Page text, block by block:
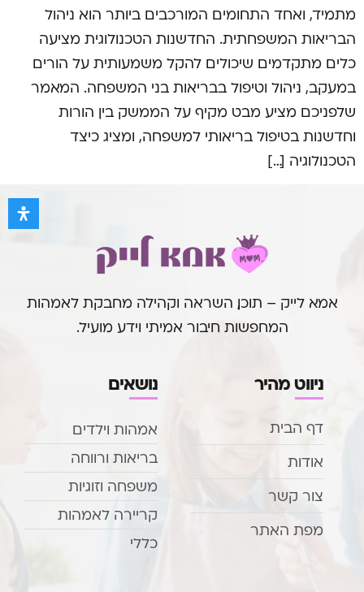
מתמיד, ואחד התחומים המורכבים ביותר הוא ניהול
הבריאות המשפחתית. החדשנות הטכנולוגית מציעה
כלים מתקדמים שיכולים להקל משמעותית על הורים
במעקב, ניהול וטיפול בבריאות בני המשפחה. המאמר
שלפניכם מציע מבט מקיף על הממשק בין הורות
וחדשנות בטיפול בריאותי למשפחה, ומציג כיצד
הטכנולוגיה […]
אמא לייק – תוכן, השראה וקהילה מחבקת לאמהות
המחפשות חיבור אמיתי וידע מועיל.
ניווט מהיר
דף הבית
אודות
צור קשר
מפת האתר
נושאים
אמהות וילדים
בריאות ורווחה
משפחה וזוגיות
קריירה לאמהות
כללי